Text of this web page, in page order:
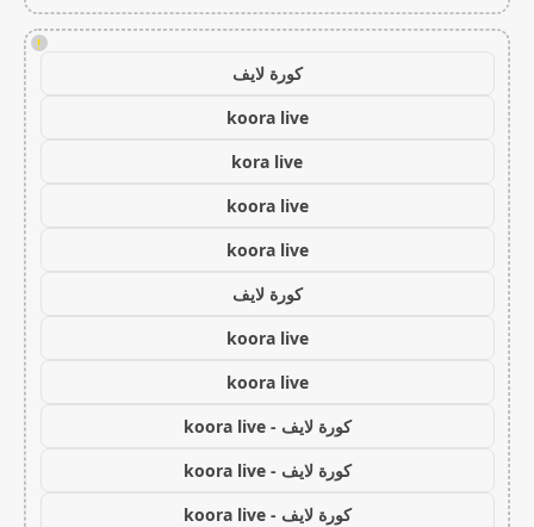
!
كورة لايف
koora live
kora live
koora live
koora live
كورة لايف
koora live
koora live
كورة لايف - koora live
كورة لايف - koora live
كورة لايف - koora live